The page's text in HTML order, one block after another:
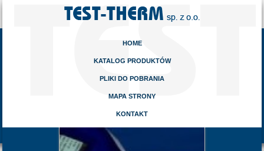
HOME
KATALOG PRODUKTÓW
PLIKI DO POBRANIA
MAPA STRONY
KONTAKT